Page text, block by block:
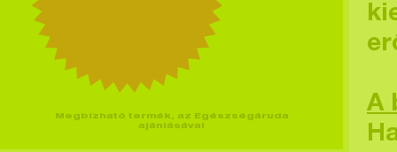
Megbízható termék, az Egészségáruda
ajánlásával
A